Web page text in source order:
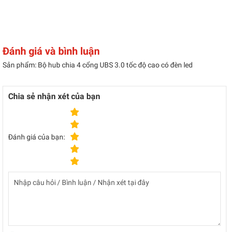
Đánh giá và bình luận
Sản phẩm: Bộ hub chia 4 cổng UBS 3.0 tốc độ cao có đèn led
Chia sẻ nhận xét của bạn
Đánh giá của bạn: